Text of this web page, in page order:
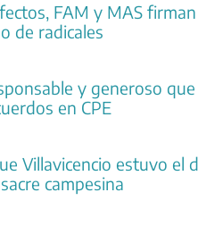
FAM y MAS firman
de radicales
y generoso que
en CPE
Villavicencio estuvo el
campesina